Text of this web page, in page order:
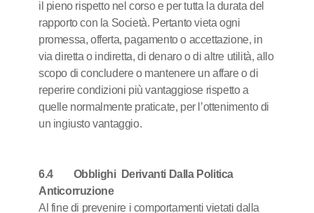
il pieno rispetto nel corso e per tutta la durata del
rapporto con la Società. Pertanto vieta ogni
promessa, offerta, pagamento o accettazione, in
via diretta o indiretta, di denaro o di altre utilità, allo
scopo di concludere o mantenere un affare o di
reperire condizioni più vantaggiose rispetto a
quelle normalmente praticate, per l’ottenimento di
un ingiusto vantaggio.
6.4 Obblighi Derivanti Dalla Politica
Anticorruzione
Al fine di prevenire i comportamenti vietati dalla